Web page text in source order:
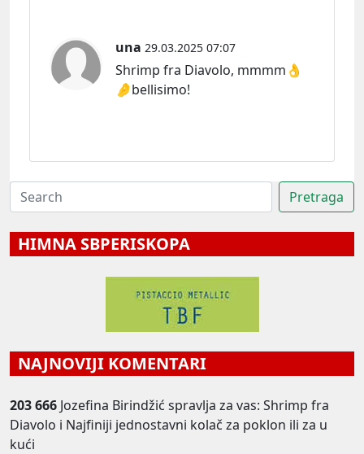
una 29.03.2025 07:07
Shrimp fra Diavolo, mmmm👌
🤌bellisimo!
HIMNA SBPERISKOPA
NAJNOVIJI KOMENTARI
203 666 Jozefina Birindžić spravlja za vas: Shrimp fra
Diavolo i Najfiniji jednostavni kolač za poklon ili za u
kući